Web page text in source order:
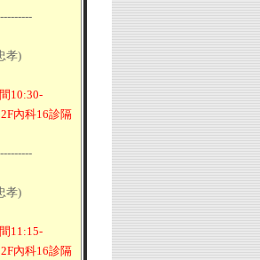
孝)
10:30-
內科16診隔
孝)
11:15-
內科16診隔